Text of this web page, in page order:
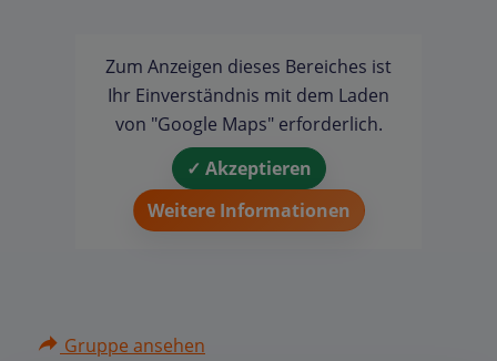
Zum Anzeigen dieses Bereiches ist
Ihr Einverständnis mit dem Laden
von "Google Maps" erforderlich.
✓ Akzeptieren
Weitere Informationen
Gruppe ansehen